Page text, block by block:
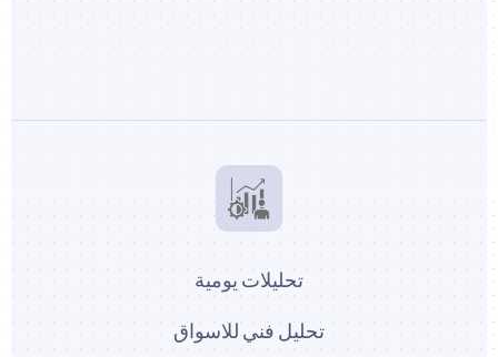
تحليلات يومية
تحليل فني للاسواق